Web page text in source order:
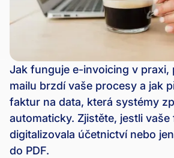
Jak funguje e-invoicing v
mailu brzdí vaše procesy a jak
faktur na data, která systémy
automaticky. Zjistěte, jestli
digitalizovala účetnictví nebo
do PDF.